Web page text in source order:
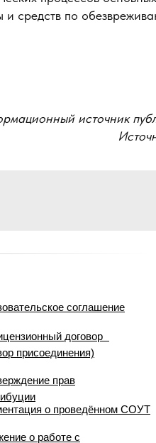
средств по
источник
соглашение
договор
присоединения)
прав
о проведённом СОУТ
о работе с